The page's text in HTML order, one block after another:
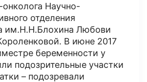
онколога Научно-
отделения
им.Н.Н.Блохина Любови
В июне 2017
беременности у
подозрительные участки
– подозревали